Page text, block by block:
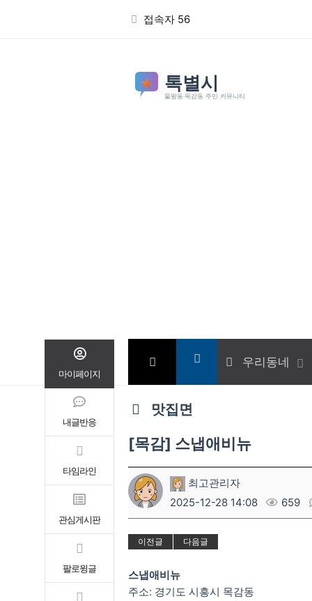
접속자 56
우리동네
맛집면
마이페이지
내글반응
타임라인
관심게시판
팔로윙글
[목감] 스냅애비뉴
최고관리자
2025-12-28 14:08
659
이전글 다음글
스냅애비뉴
주소: 경기도 시흥시 목감동